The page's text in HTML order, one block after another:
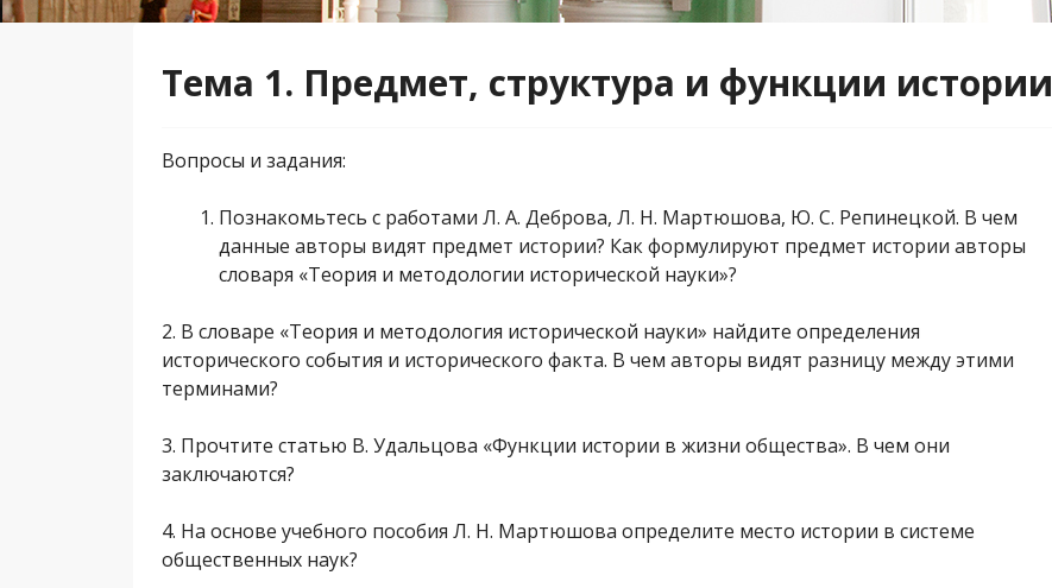
Тема 1. Предмет, структура и функции истории
Вопросы и задания:
Познакомьтесь с работами Л. А. Деброва, Л. Н. Мартюшова, Ю. С. Репинецкой. В чем
данные авторы видят предмет истории? Как формулируют предмет истории авторы
словаря «Теория и методологии исторической науки»?
2. В словаре «Теория и методология исторической науки» найдите определения
исторического события и исторического факта. В чем авторы видят разницу между этими
терминами?
3. Прочтите статью В. Удальцова «Функции истории в жизни общества». В чем они
заключаются?
4. На основе учебного пособия Л. Н. Мартюшова определите место истории в системе
общественных наук?